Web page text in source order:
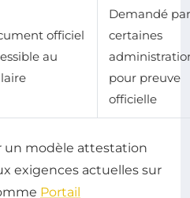
officiel
au
Demandé par
certaines
pour preuve
officielle
un modèle attestation
exigences actuelles sur
Portail